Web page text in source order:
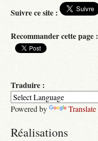
Suivre ce site :
Recommander cette page :
Traduire :
Powered by Translate
Réalisations